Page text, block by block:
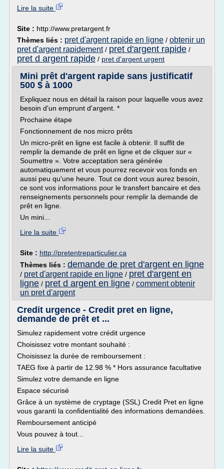
Lire la suite
Site : http://www.pretargent.fr
Thèmes liés : pret d'argent rapide en ligne / obtenir un
pret d'argent rapidement/ pret d'argent rapide /
pret d argent rapide / pret d'argent urgent
Mini prêt d'argent rapide sans justificatif
500 $ à 1000
Expliquez nous en détail la raison pour laquelle vous avez
besoin d'un emprunt d'argent. *
Prochaine étape
Fonctionnement de nos micro prêts
Un micro-prêt en ligne est facile à obtenir. Il suffit de
remplir la demande de prêt en ligne et de cliquer sur «
Soumettre ». Votre acceptation sera générée
automatiquement et vous pourrez recevoir vos fonds en
aussi peu qu'une heure. Tout ce dont vous aurez besoin,
ce sont vos informations pour le transfert bancaire et des
renseignements personnels pour remplir la demande de
prêt en ligne.
Un mini...
Lire la suite
Site : http://pretentreparticulier.ca
Thèmes liés : demande de pret d'argent en ligne
/ pret d'argent rapide en ligne / pret d'argent en
ligne / pret d argent en ligne / comment obtenir
un pret d'argent
Credit urgence - Credit pret en ligne,
demande de prêt et ...
Simulez rapidement votre crédit urgence
Choisissez votre montant souhaité :
Choisissez la durée de remboursement :
TAEG fixe à partir de 12.98 % * Hors assurance facultative
Simulez votre demande en ligne
Espace sécurisé
Grâce à un système de cryptage (SSL) Credit Pret en ligne
vous garanti la confidentialité des informations demandées.
Remboursement anticipé
Vous pouvez à tout...
Lire la suite